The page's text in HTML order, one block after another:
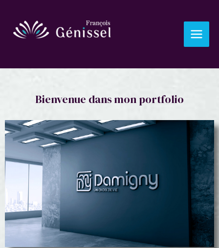
Bienvenue dans mon portfolio
Ville de Damigny
voir le projet